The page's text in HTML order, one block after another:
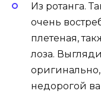
Из ротанга.
очень
плетеная,
лоза.
недорогой